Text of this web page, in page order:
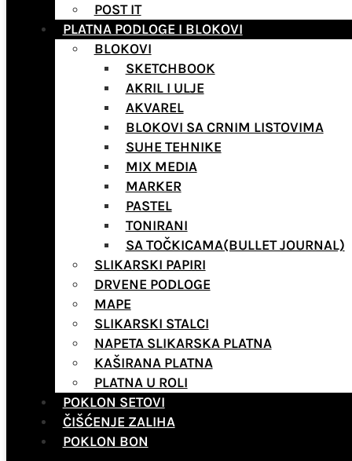
POST IT
PLATNA PODLOGE I BLOKOVI
BLOKOVI
SKETCHBOOK
AKRIL I ULJE
AKVAREL
BLOKOVI SA CRNIM LISTOVIMA
SUHE TEHNIKE
MIX MEDIA
MARKER
PASTEL
TONIRANI
SA TOČKICAMA(BULLET JOURNAL)
SLIKARSKI PAPIRI
DRVENE PODLOGE
MAPE
SLIKARSKI STALCI
NAPETA SLIKARSKA PLATNA
KAŠIRANA PLATNA
PLATNA U ROLI
POKLON SETOVI
ČIŠĆENJE ZALIHA
POKLON BON